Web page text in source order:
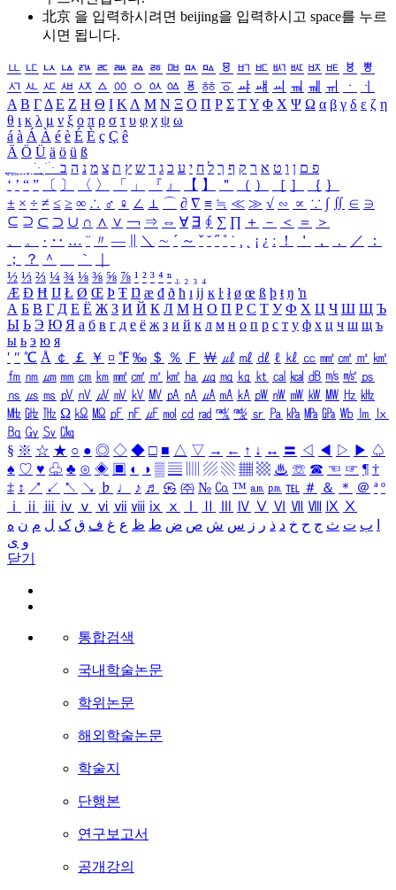
北京 을 입력하시려면 beijing을 입력하시고 space를 누르
시면 됩니다.
ㅥ ㅦ ㅧ ㅨ ㅩ ㅪ ㅫ ㅬ ㅭ ㅮ ㅯ ㅰ ㅱ ㅲ ㅳ ㅴ ㅵ ㅶ ㅷ ㅸ
ㅹ
ㅺ ㅻ ㅼ ㅽ ㅾ ㅿ ㆀ ㆁ ㆂ ㆃ ㆄ ㆅ ㆆ ㆇ ㆈ ㆉ ㆊ ㆋ ㆌ ㆍ
ㆎ
Α Β ΓΔ Ε Ζ Η Θ Ι ΚΛ Μ Ν Ξ Ο Π Ρ Σ ΤΥ Φ Χ Ψ Ω α β γ δ ε ζ η
θ ι κ λ μ ν ξ ο π ρ σ τ υ φ χ ψ ω
á à Á À é è É È ç Ç ê
Ä Ö Ü ä ö ü ß
ִֶֹ ֻּ ׁׂ פ ם ן ו ט א ר ק ף ך ל ח י ע כ ג ד ש ץ ת צ מ נ ה ב
‘ ’ “ ” 〔 〕 〈 〉 「 」 『 』 【 】 ＂ （ ） ［ ］ ｛ ｝
± × ÷ ≠ ≤ ≥ ∞ ∴ ♂ ♀ ∠ ⊥ ⌒ ∂ ∇ ≡ ≒ ≪ ≫ √ ∽ ∝ ∵ ∫ ∬ ∈ ∋
⊆ ⊇ ⊂ ⊃ ∪ ∩ ∧ ∨ ￢ ⇒ ⇔ ∀ ∃ ∮ ∑ ∏ ＋ － ＜ ＝
＞
、
。 · ‥ … ¨ 〃 ― ＼ ∼ ´ ～ ˇ ˘ ˝ ˚ ˙ ¸ ¡ ¿ ː ！ ＇ ， ． ／
：
；
？ ＾ ｀
½ ⅓ ⅔ ¼ ¾ ⅛ ⅜ ⅝ ⅞ ¹ ² ³ ⁴ ⁿ ₁ ₂ ₃ ₄
Æ Ð Ħ Ĳ Ł Ø Œ Þ Ŧ Ŋ æ đ ð ħ ı ĳ ĸ ŀ ł ø œ ß þ ŧ ŋ ŉ
А Б В Г Д Е Ё Ж З И Й К Л М Н О П Р С Т У Ф Х Ц Ч Ш Щ Ъ
Ы Ь Э Ю Я а б в г д е ё ж з и й к л м н о п р с т у ф х ц ч ш щ ъ
ы ь э ю я
′ ″ ℃ Å ￠ ￡ ￥ ¤ ℉ ‰ ＄ ％ Ｆ ￦ ㎕ ㎖ ㎗ ℓ ㎘ ㏄ ㎣ ㎤ ㎥ ㎦
㎙ ㎚ ㎛ ㎜ ㎝ ㎞ ㎟ ㎠ ㎡ ㎢ ㏊ ㎍ ㎎ ㎏ ㏏ ㎈ ㎉ ㏈ ㎧ ㎨ ㎰
㎱ ㎲ ㎳ ㎴ ㎵ ㎶ ㎷ ㎸ ㎹ ㎀ ㎁ ㎂ ㎃ ㎄ ㎺ ㎻ ㎽ ㎾ ㎿ ㎐ ㎑
㎒ ㎓ ㎔ Ω ㏀ ㏁ ㎊ ㎋ ㎌ ㏖ ㏅ ㎭ ㎮ ㎯ ㏛ ㎩ ㎪ ㎫ ㎬ ㏝ ㏐
㏓
㏃ ㏉ ㏜ ㏆
§ ※ ☆ ★ ○ ● ◎ ◇ ◆ □ ■ △ ▽ → ← ↑ ↓ ↔ 〓 ◁ ◀ ▷ ▶ ♤
♠ ♡ ♥ ♧ ♣ ⊙ ◈ ▣ ◐ ◑ ▒ ▤ ▨ ▧ ▦ ▩ ♨ ☏ ☎ ☜ ☞ ¶ †
‡ ↕ ↗ ↙ ↖ ↘ ♭ ♩ ♪ ♬ ㉿ ㈜ № ㏇ ™ ㏂ ㏘ ℡ ＃ ＆ ＊ ＠ ª º
ⅰ
ⅱ ⅲ ⅳ ⅴ ⅵ ⅶ ⅷ ⅸ ⅹ Ⅳ Ⅴ Ⅵ Ⅶ Ⅷ Ⅸ Ⅹ
ب ت ث ج ح خ د ذ ر ز س ش ص ض ط ظ ع غ ف ق ک ل م ن ه
و ی
닫기
통합검색
국내학술논문
학위논문
해외학술논문
학술지
단행본
연구보고서
공개강의